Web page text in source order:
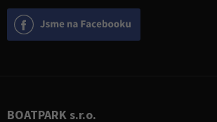
BOATPARK s.r.o.